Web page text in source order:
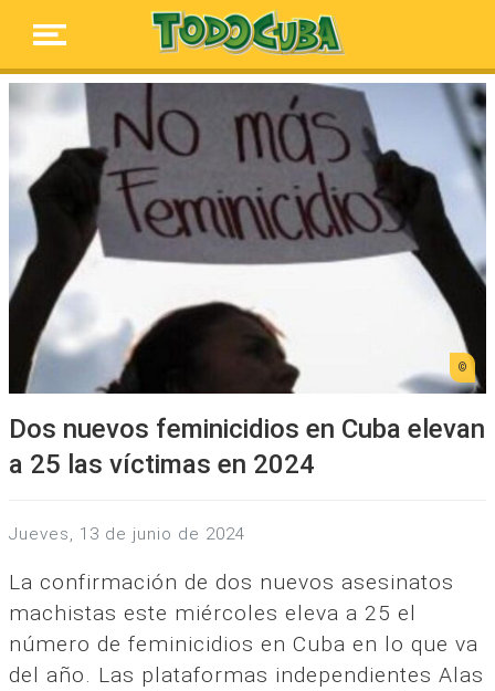
Dos nuevos feminicidios en Cuba elevan
a 25 las víctimas en 2024
jueves, 13 de junio de 2024
La confirmación de dos nuevos asesinatos
machistas este miércoles eleva a 25 el
número de feminicidios en Cuba en lo que va
del año. Las plataformas independientes Alas